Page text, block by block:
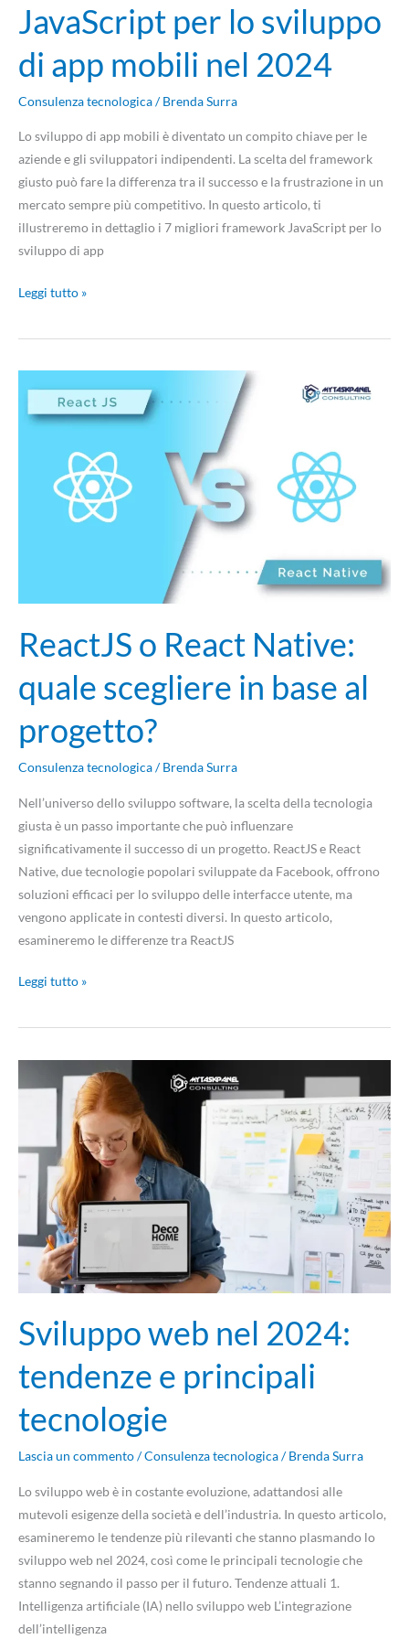
JavaScript per lo sviluppo
di app mobili nel 2024
Consulenza tecnologica/Brenda Surra
Lo sviluppo di app mobili è diventato un compito chiave per le
aziende e gli sviluppatori indipendenti. La scelta del framework
giusto può fare la differenza tra il successo e la frustrazione in un
mercato sempre più competitivo. In questo articolo, ti
illustreremo in dettaglio i 7 migliori framework JavaScript per lo
sviluppo di app
Leggi tutto »
ReactJS o React Native:
quale scegliere in base al
progetto?
Consulenza tecnologica/Brenda Surra
Nell’universo dello sviluppo software, la scelta della tecnologia
giusta è un passo importante che può influenzare
significativamente il successo di un progetto. ReactJS e React
Native, due tecnologie popolari sviluppate da Facebook, offrono
soluzioni efficaci per lo sviluppo delle interfacce utente, ma
vengono applicate in contesti diversi. In questo articolo,
esamineremo le differenze tra ReactJS
React
scegliere
Leggi tutto »
Sviluppo web nel 2024:
tendenze e principali
tecnologie
Lascia un commento/Consulenza tecnologica/Brenda Surra
Lo sviluppo web è in costante evoluzione, adattandosi alle
mutevoli esigenze della società e dell’industria. In questo articolo,
esamineremo le tendenze più rilevanti che stanno plasmando lo
sviluppo web nel 2024, così come le principali tecnologie che
stanno segnando il passo per il futuro. Tendenze attuali 1.
Intelligenza artificiale (IA) nello sviluppo web L’integrazione
dell’intelligenza
web
tendenze
principali
tecnologie